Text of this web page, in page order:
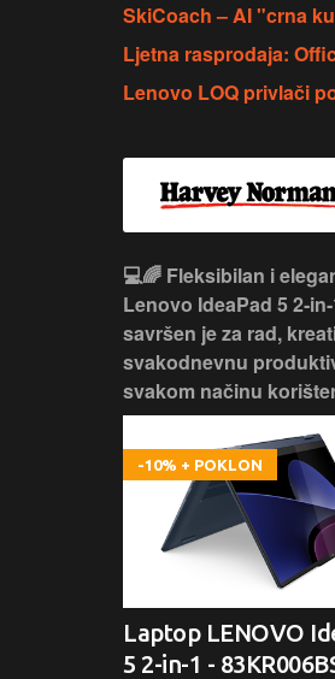
SkiCoach – AI "crna
Ljetna rasprodaja:
Lenovo LOQ privlači
💻🌈 Fleksibilan i
Lenovo IdeaPad 5
savršen je za rad,
svakodnevnu
svakom načinu
-10% + POKLON
Laptop LENOVO
5 2-in-1 -